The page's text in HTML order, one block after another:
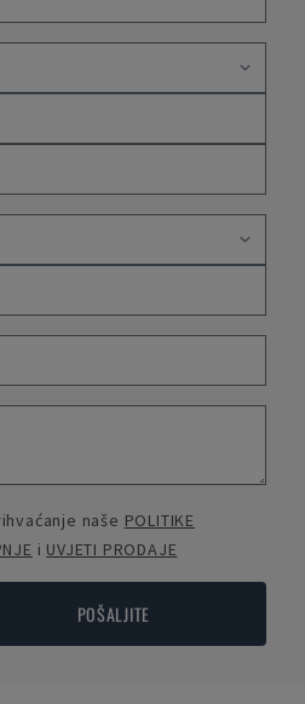
naše POLITIKE
i UVJETI PRODAJE
POŠALJITE